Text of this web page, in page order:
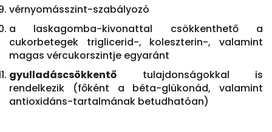
vérnyomásszint-szabályozó
a laskagomba-kivonattal csökkenthető a
cukorbetegek triglicerid-, koleszterin-, valamint
magas vércukorszintje egyaránt
gyulladáscsökkentő tulajdonságokkal is
rendelkezik (főként a béta-glükonád, valamint
antioxidáns-tartalmának betudhatóan)